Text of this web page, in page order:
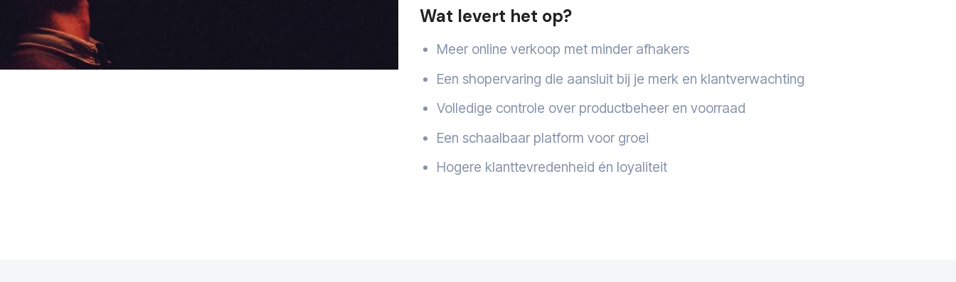
Wat levert het op?
Meer online verkoop met minder afhakers
Een shopervaring die aansluit bij je merk en klantverwachting
Volledige controle over productbeheer en voorraad
Een schaalbaar platform voor groei
Hogere klanttevredenheid én loyaliteit